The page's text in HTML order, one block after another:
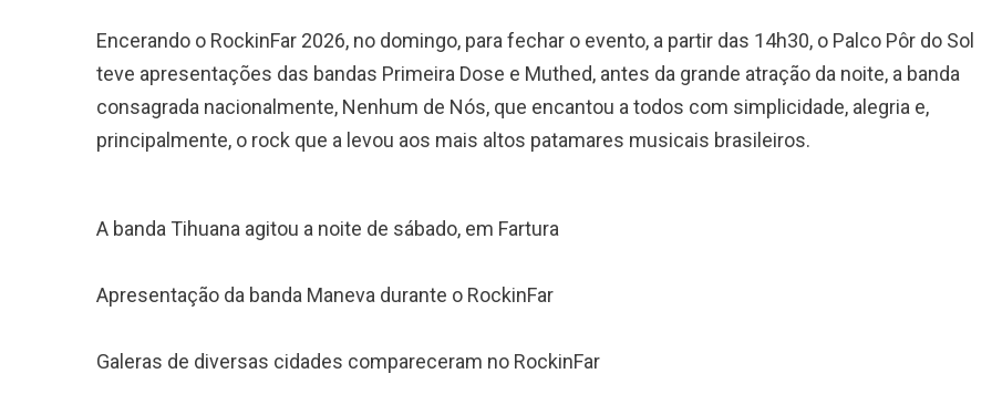
Encerando o RockinFar 2026, no domingo, para fechar o evento, a partir das 14h30, o Palco Pôr do Sol
teve apresentações das bandas Primeira Dose e Muthed, antes da grande atração da noite, a banda
consagrada nacionalmente, Nenhum de Nós, que encantou a todos com simplicidade, alegria e,
principalmente, o rock que a levou aos mais altos patamares musicais brasileiros.
A banda Tihuana agitou a noite de sábado, em Fartura
Apresentação da banda Maneva durante o RockinFar
Galeras de diversas cidades compareceram no RockinFar